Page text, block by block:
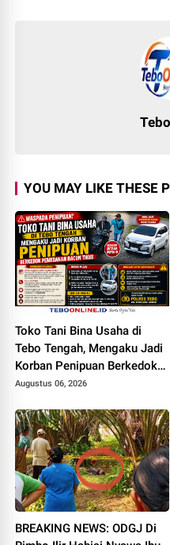
YOU MAY LIKE THESE
Toko Tani Bina Usaha di
Tebo Tengah, Mengaku Jadi
Korban Penipuan Berkedok
Pemesanan Racun Tikus
Augustus 06, 2026
BREAKING NEWS: ODGJ Di